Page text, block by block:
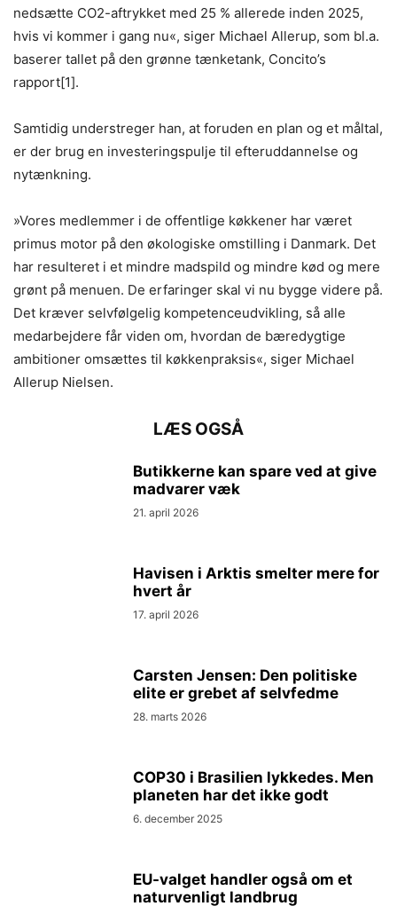
nedsætte CO2-aftrykket med 25 % allerede inden 2025,
hvis vi kommer i gang nu«, siger Michael Allerup, som bl.a.
baserer tallet på den grønne tænketank, Concito’s
rapport[1].
Samtidig understreger han, at foruden en plan og et måltal,
er der brug en investeringspulje til efteruddannelse og
nytænkning.
»Vores medlemmer i de offentlige køkkener har været
primus motor på den økologiske omstilling i Danmark. Det
har resulteret i et mindre madspild og mindre kød og mere
grønt på menuen. De erfaringer skal vi nu bygge videre på.
Det kræver selvfølgelig kompetenceudvikling, så alle
medarbejdere får viden om, hvordan de bæredygtige
ambitioner omsættes til køkkenpraksis«, siger Michael
Allerup Nielsen.
LÆS OGSÅ
Butikkerne kan spare ved at give
madvarer væk
21. april 2026
Havisen i Arktis smelter mere for
hvert år
17. april 2026
Carsten Jensen: Den politiske
elite er grebet af selvfedme
28. marts 2026
COP30 i Brasilien lykkedes. Men
planeten har det ikke godt
6. december 2025
EU-valget handler også om et
naturvenligt landbrug